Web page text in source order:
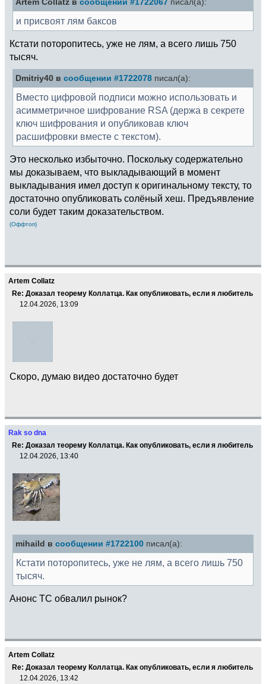
Artem Collatz в сообщении #1722067 писал(а):
и присвоят лям баксов
Кстати поторопитесь, уже не лям, а всего лишь 750
тысяч.
Dmitriy40 в сообщении #1722078 писал(а):
Вместо цифровой подписи можно использовать и
асимметричное шифрование RSA (держа в секрете
ключ шифрования и опубликовав ключ
расшифровки вместе с текстом).
Это несколько избыточно. Поскольку содержательно
мы доказываем, что выкладывающий в момент
выкладывания имел доступ к оригинальному тексту, то
достаточно опубликовать солёный хеш. Предъявление
соли будет таким доказательством.
(Оффтоп)
Artem Collatz
Re: Доказал теорему Коллатца. Как опубликовать, если я любитель
12.04.2026, 13:09
Скоро, думаю видео достаточно будет
Rak so dna
Re: Доказал теорему Коллатца. Как опубликовать, если я любитель
12.04.2026, 13:40
mihaild в сообщении #1722100 писал(а):
Кстати поторопитесь, уже не лям, а всего лишь 750
тысяч.
Анонс ТС обвалил рынок?
Artem Collatz
Re: Доказал теорему Коллатца. Как опубликовать, если я любитель
12.04.2026, 13:42